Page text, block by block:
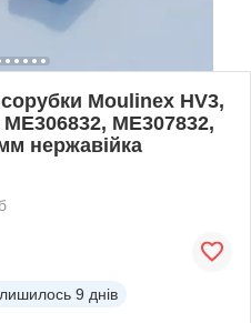
Moulinex HV3,
ME307832,
нержавійка
9 днів